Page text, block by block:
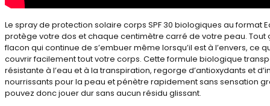
Le spray de protection solaire corps SPF 30 biologiques au format
protège votre dos et chaque centimètre carré de votre peau. Tout
flacon qui continue de s’embuer même lorsqu’il est à l’envers, ce
couvrir facilement tout votre corps. Cette formule biologique
résistante à l’eau et à la transpiration, regorge d’antioxydants et
nourrissants pour la peau et pénètre rapidement sans sensation
pouvez donc jouer dur sans aucun résidu glissant.